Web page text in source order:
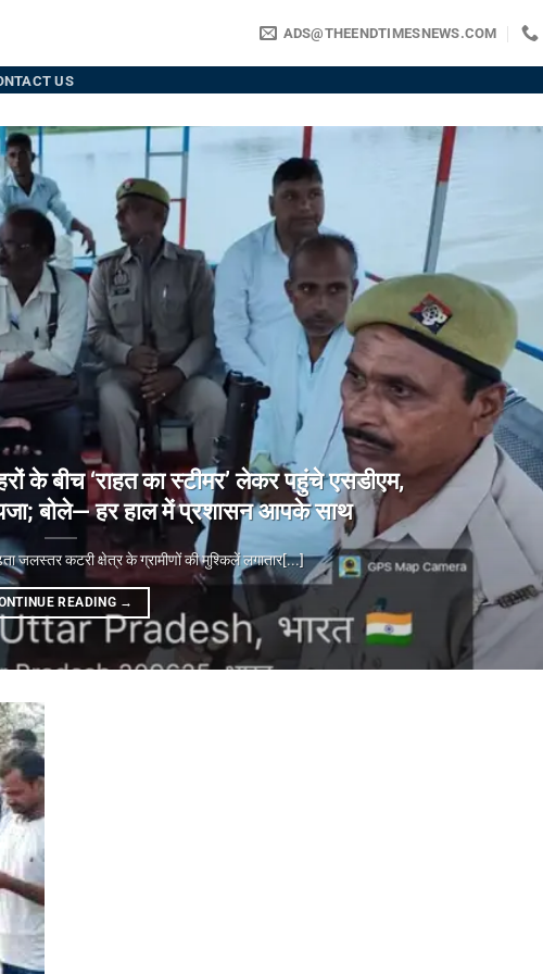
ADS@THEENDTIMESNEWS.COM
US
के बीच ‘राहत का स्टीमर’ लेकर पहुंचे एसडीएम,
बोले— हर हाल में प्रशासन आपके साथ
जलस्तर कटरी क्षेत्र के ग्रामीणों की मुश्किलें लगातार[...]
READING →